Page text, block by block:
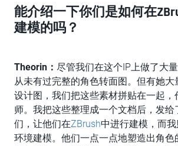
能介绍一下你们是如何在
建模的吗？
Theorin： 尽管我们在这个IP上做了大
从未有过完整的角色转面图。但有她大
设计图，我们把这些素材拼贴在一起，
师。我把这些整理成一个文档后，发给
们，让他们在ZBrush中进行建模，而
环境建模。他们一点一点地塑造出角色